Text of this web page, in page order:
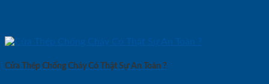
Cửa Thép Chống Cháy Có Thật Sự An Toàn ?